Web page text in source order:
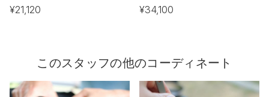
¥21,120 ¥34,100
このスタッフの他のコーディネート